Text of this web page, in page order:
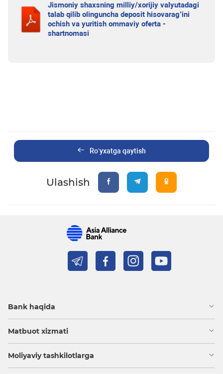
Jismoniy shaxsning milliy/xorijiy valyutadagi
talab qilib olinguncha deposit hisovarag’ini
ochish va yuritish ommaviy oferta -
shartnomasi
Ro’yxatga qaytish
Ulashish
Bank haqida
Matbuot xizmati
Moliyaviy tashkilotlarga